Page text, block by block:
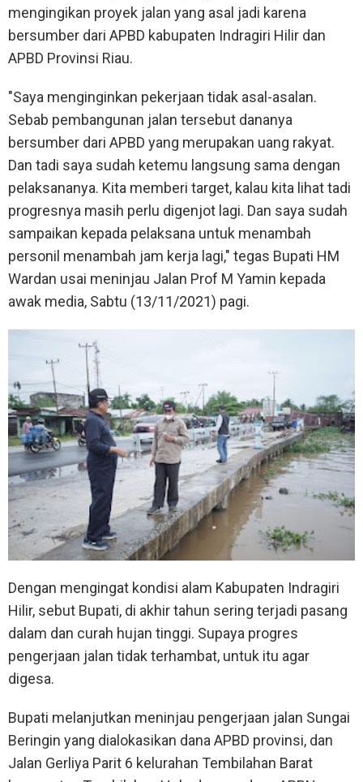
mengingikan proyek jalan yang asal jadi karena
bersumber dari APBD kabupaten Indragiri Hilir dan
APBD Provinsi Riau.
"Saya menginginkan pekerjaan tidak asal-asalan.
Sebab pembangunan jalan tersebut dananya
bersumber dari APBD yang merupakan uang rakyat.
Dan tadi saya sudah ketemu langsung sama dengan
pelaksananya. Kita memberi target, kalau kita lihat tadi
progresnya masih perlu digenjot lagi. Dan saya sudah
sampaikan kepada pelaksana untuk menambah
personil menambah jam kerja lagi," tegas Bupati HM
Wardan usai meninjau Jalan Prof M Yamin kepada
awak media, Sabtu (13/11/2021) pagi.
Dengan mengingat kondisi alam Kabupaten Indragiri
Hilir, sebut Bupati, di akhir tahun sering terjadi pasang
dalam dan curah hujan tinggi. Supaya progres
pengerjaan jalan tidak terhambat, untuk itu agar
digesa.
Bupati melanjutkan meninjau pengerjaan jalan Sungai
Beringin yang dialokasikan dana APBD provinsi, dan
Jalan Gerliya Parit 6 kelurahan Tembilahan Barat